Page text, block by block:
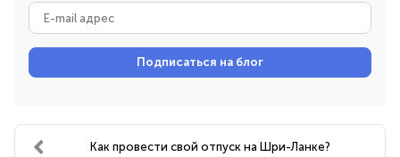
адрес
Подписаться на блог
Как провести свой отпуск на Шри-Ланке?